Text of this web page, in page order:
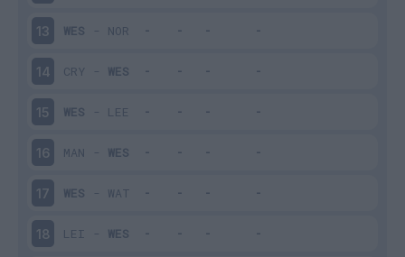
13 WES - NOR
14 CRY - WES
15 WES - LEE
16 MAN - WES
17 WES - WAT
18 LEI - WES